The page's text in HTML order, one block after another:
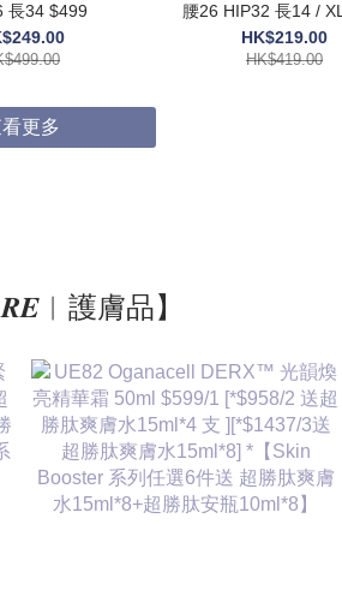
HIP56 長34 $499
腰26 HIP32 長14 / XL:腰30
HIP36 長15 $419
HK$219.00
HK$419.00
更多
護膚品】